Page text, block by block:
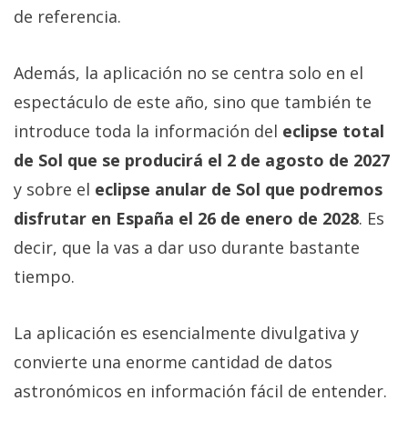
de referencia.
Además, la aplicación no se centra solo en el
espectáculo de este año, sino que también te
introduce toda la información del eclipse total
de Sol que se producirá el 2 de agosto de 2027
y sobre el eclipse anular de Sol que podremos
disfrutar en España el 26 de enero de 2028. Es
decir, que la vas a dar uso durante bastante
tiempo.
La aplicación es esencialmente divulgativa y
convierte una enorme cantidad de datos
astronómicos en información fácil de entender.